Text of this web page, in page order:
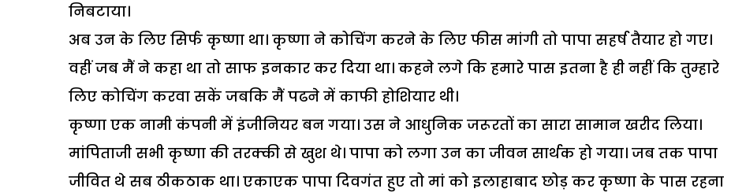
निबटाया।
अब उन के लिए सिर्फ कृष्णा था। कृष्णा ने कोचिंग करने के लिए फीस मांगी तो पापा सहर्ष तैयार हो गए।
वहीं जब मैं ने कहा था तो साफ इनकार कर दिया था। कहने लगे कि हमारे पास इतना है ही नहीं कि तुम्हारे
लिए कोचिंग करवा सकें जबकि मैं पढने में काफी होशियार थी।
कृष्णा एक नामी कंपनी में इंजीनियर बन गया। उस ने आधुनिक जरूरतों का सारा सामान खरीद लिया।
मांपिताजी सभी कृष्णा की तरक्की से खुश थे। पापा को लगा उन का जीवन सार्थक हो गया। जब तक पापा
जीवित थे सब ठीकठाक था। एकाएक पापा दिवगंत हुए तो मां को इलाहाबाद छोड़ कर कृष्णा के पास रहना